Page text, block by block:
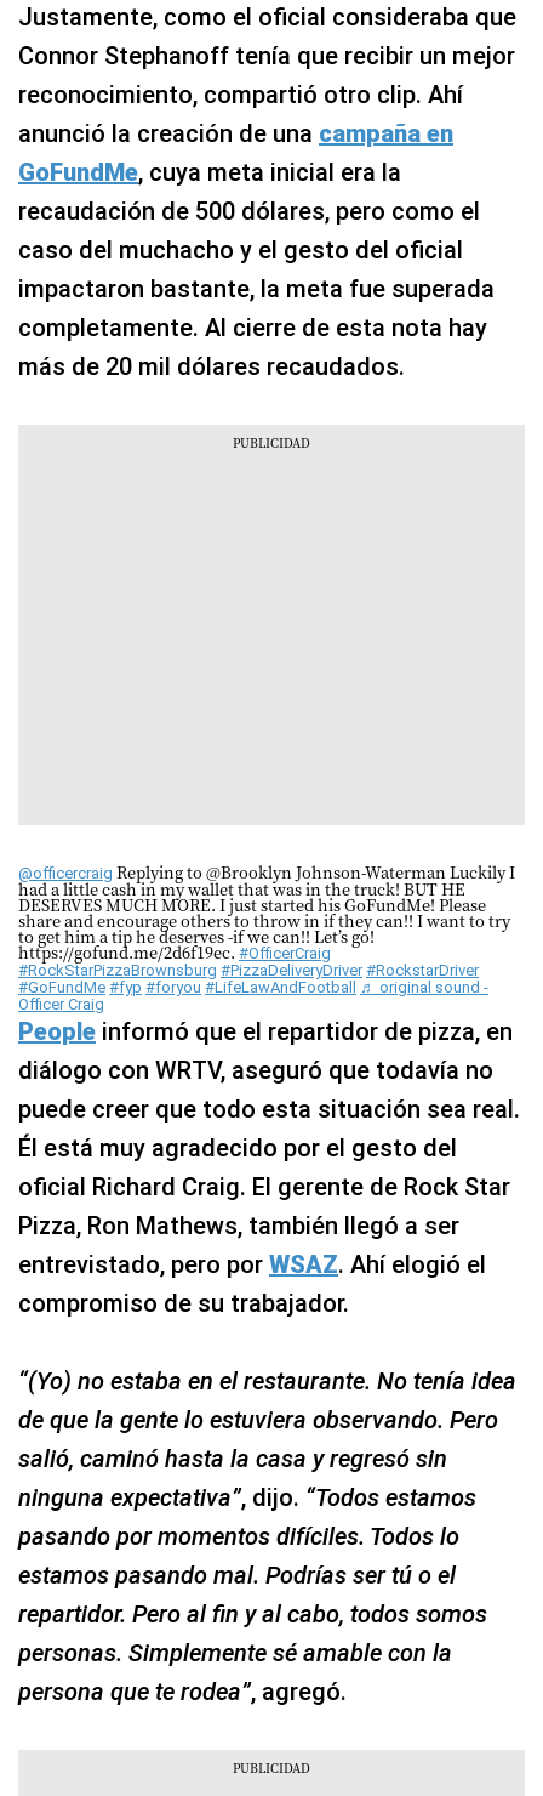
Justamente, como el oficial consideraba que
Connor Stephanoff tenía que recibir un mejor
reconocimiento, compartió otro clip. Ahí
anunció la creación de una campaña en
GoFundMe, cuya meta inicial era la
recaudación de 500 dólares, pero como el
caso del muchacho y el gesto del oficial
impactaron bastante, la meta fue superada
completamente. Al cierre de esta nota hay
más de 20 mil dólares recaudados.
@officercraig Replying to @Brooklyn Johnson-Waterman Luckily I
had a little cash in my wallet that was in the truck! BUT HE
DESERVES MUCH MORE. I just started his GoFundMe! Please
share and encourage others to throw in if they can!! I want to try
to get him a tip he deserves -if we can!! Let’s go!
https://gofund.me/2d6f19ec. #OfficerCraig
#RockStarPizzaBrownsburg #PizzaDeliveryDriver #RockstarDriver
#GoFundMe #fyp #foryou #LifeLawAndFootball ♬ original sound -
Officer Craig
People informó que el repartidor de pizza, en
diálogo con WRTV, aseguró que todavía no
puede creer que todo esta situación sea real.
Él está muy agradecido por el gesto del
oficial Richard Craig. El gerente de Rock Star
Pizza, Ron Mathews, también llegó a ser
entrevistado, pero por WSAZ. Ahí elogió el
compromiso de su trabajador.
“(Yo) no estaba en el restaurante. No tenía idea
de que la gente lo estuviera observando. Pero
salió, caminó hasta la casa y regresó sin
ninguna expectativa”, dijo. “Todos estamos
pasando por momentos difíciles. Todos lo
estamos pasando mal. Podrías ser tú o el
repartidor. Pero al fin y al cabo, todos somos
personas. Simplemente sé amable con la
persona que te rodea”, agregó.